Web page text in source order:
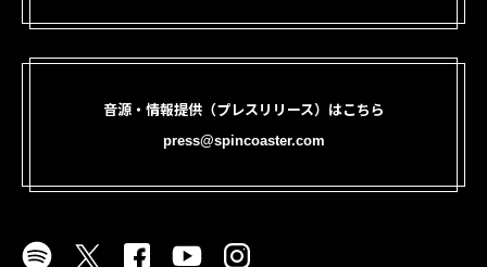
音源・情報提供（プレスリリース）はこちら
press@spincoaster.com